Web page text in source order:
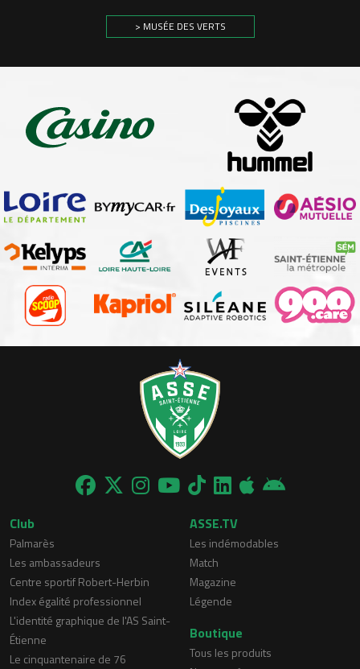
> MUSÉE DES VERTS
Club
Palmarès
Les ambassadeurs
Centre sportif Robert-Herbin
Index égalité professionnel
L'identité graphique de l'AS Saint-
Étienne
Le cinquantenaire de 76
ASSE.TV
Les indémodables
Match
Magazine
Légende
Boutique
Tous les produits